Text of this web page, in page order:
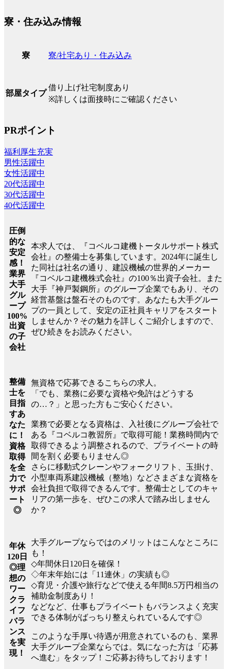
寮・住み込み情報
寮 寮/社宅あり・住み込み
部屋タイプ
借り上げ社宅制度あり
※詳しくは面接時にご確認ください
PRポイント
福利厚生充実
男性活躍中
女性活躍中
20代活躍中
30代活躍中
40代活躍中
圧倒
的な
安定
感！
業界
大手
グル
ープ
100%
出資
の子
会社
本求人では、『コベルコ建機トータルサポート株式
会社』の整備士を募集しています。2024年に誕生し
た同社は社名の通り、建設機械の世界的メーカー
『コベルコ建機株式会社』の100％出資子会社。また
大手『神戸製鋼所』のグループ企業でもあり、その
経営基盤は盤石そのものです。あなたも大手グルー
プの一員として、安定の正社員キャリアをスタート
しませんか？その魅力を詳しくご紹介しますので、
ぜひ続きをお読みください。
整備
士を
目指
すあ
なた
に！
資格
取得
を全
力で
サポ
ート
◎
無資格で応募できるこちらの求人。
「でも、業務に必要な資格や免許はどうする
の…？」と思った方もご安心ください。
業務で必要となる資格は、入社後にグループ会社で
ある『コベルコ教習所』で取得可能！業務時間内で
取得できるよう調整されるので、プライベートの時
間を割く必要もりません◎
さらに移動式クレーンやフォークリフト、玉掛け、
小型車両系建設機械（整地）などさまざまな資格を
会社負担で取得できるんです。整備士としてのキャ
リアの第一歩を、ぜひこの求人で踏み出しません
か？
年休
120日
◎理
想の
ワー
クラ
イフ
バラ
ンス
を実
現！
大手グループならではのメリットはこんなところに
も！
◇年間休日120日を確保！
◇年末年始には「11連休」の実績も◎
◇育児・介護や旅行などで使える年間8.5万円相当の
補助金制度あり！
などなど、仕事もプライベートもバランスよく充実
できる体制がばっちり整えられているんです◎
このような手厚い待遇が用意されているのも、業界
大手グループ企業ならでは。気になった方は「応募
へ進む」をタップ！ご応募お待ちしております！